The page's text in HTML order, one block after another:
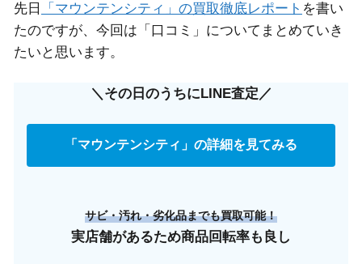
先日 「マウンテンシティ」の買取徹底レポート を書い
たのですが、今回は「口コミ」についてまとめていき
たいと思います。
＼その日のうちにLINE査定／
「マウンテンシティ」の詳細を見てみる
サビ・汚れ・劣化品までも買取可能！
実店舗があるため商品回転率も良し